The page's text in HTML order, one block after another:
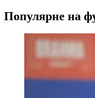
Популярне на